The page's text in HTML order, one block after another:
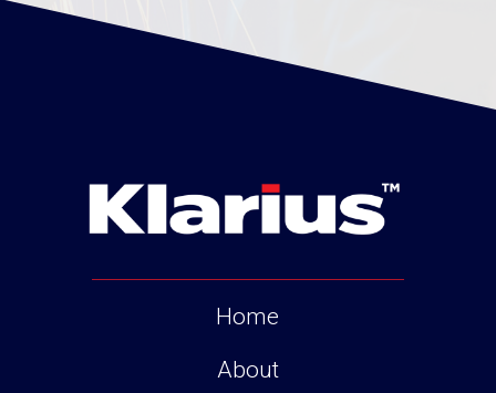
Home
About